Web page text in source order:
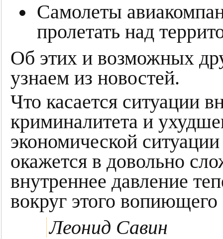
Самолеты
пролетать над
Об этих и возможных
узнаем из новостей.
Что касается ситуации
криминалитета и
экономической
окажется в довольно
внутреннее давление
вокруг этого вопиющего
Леонид Савин